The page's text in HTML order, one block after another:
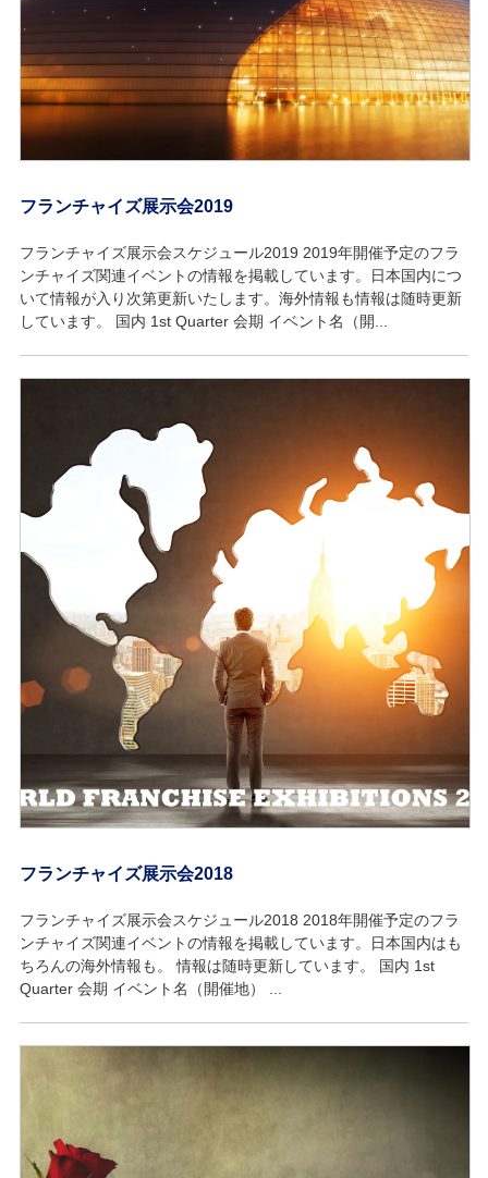
フランチャイズ展示会2019
フランチャイズ展示会スケジュール2019 2019年開催予定のフラ
ンチャイズ関連イベントの情報を掲載しています。日本国内につ
いて情報が入り次第更新いたします。海外情報も情報は随時更新
しています。 国内 1st Quarter 会期 イベント名（開...
フランチャイズ展示会2018
フランチャイズ展示会スケジュール2018 2018年開催予定のフラ
ンチャイズ関連イベントの情報を掲載しています。日本国内はも
ちろんの海外情報も。 情報は随時更新しています。 国内 1st
Quarter 会期 イベント名（開催地） ...